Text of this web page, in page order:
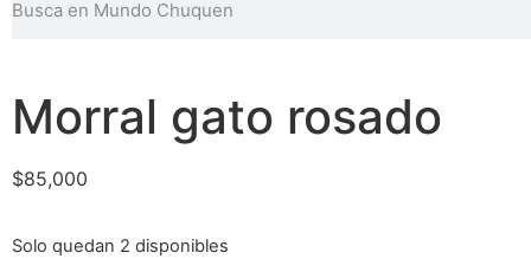
Morral gato rosado
$85,000
Solo quedan 2 disponibles